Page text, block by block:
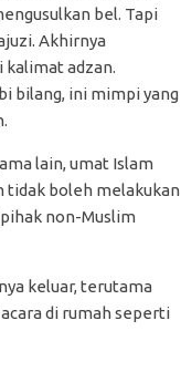
bel. Tapi
Akhirnya
kalimat adzan.
bilang, ini mimpi yang
lain, umat Islam
tidak boleh melakukan
pihak non-Muslim
keluar, terutama
di rumah seperti